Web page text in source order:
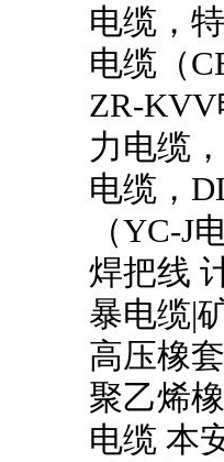
电缆，
电缆（
ZR-KVV
力电缆，
电缆，
（YC-J
焊把线
暴电缆
高压橡
聚乙烯
电缆 本